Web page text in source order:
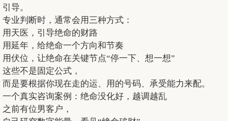
引导。
专业判断时，通常会用三种方式：
用天医，引导绝命的财路
用延年，给绝命一个方向和节奏
用伏位，让绝命在关键节点“停一下、想一想”
这些不是固定公式，
而是要根据你现在走的运、用的号码、承受能力来配。
一个真实咨询案例：绝命没化好，越调越乱
之前有位男客户，